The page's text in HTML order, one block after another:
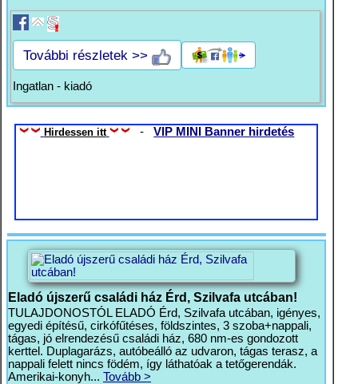
További részletek >>
Ingatlan - kiadó
Hirdessen itt -VIP MINI Banner hirdetés
Eladó újszerű családi ház Érd, Szilvafa utcában!
TULAJDONOSTÓL ELADÓ Érd, Szilvafa utcában, igényes,
egyedi építésű, cirkófűtéses, földszintes, 3 szoba+nappali,
tágas, jó elrendezésű családi ház, 680 nm-es gondozott
kerttel. Duplagarázs, autóbeálló az udvaron, tágas terasz, a
nappali felett nincs födém, így láthatóak a tetőgerendák.
Amerikai-konyh... Tovább >